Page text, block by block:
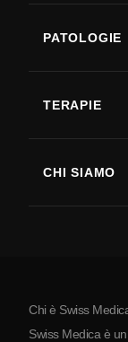
PATOLOGIE
Malattia di
Artrite
TERAPIE
CHI SIAMO
La Serbia
Chi è Swiss
Swiss Medica è